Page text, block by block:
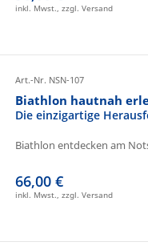
inkl. Mwst., zzgl. Versand
Art.-Nr. NSN-107
Biathlon hautnah
Die einzigartige
Biathlon entdecken am
66,00 €
inkl. Mwst., zzgl. Versand